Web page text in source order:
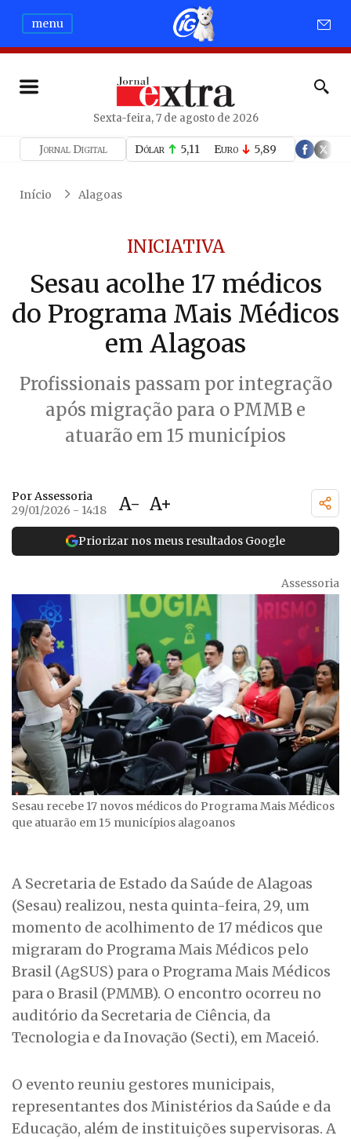
menu
Sexta-feira, 7 de agosto de 2026
Jornal Digital Dólar 5,11 Euro 5,89
Início Alagoas
INICIATIVA
Sesau acolhe 17 médicos
do Programa Mais Médicos
em Alagoas
Profissionais passam por integração
após migração para o PMMB e
atuarão em 15 municípios
Por Assessoria
29/01/2026 - 14:18
A- A+
Priorizar nos meus resultados Google
Assessoria
Sesau recebe 17 novos médicos do Programa Mais Médicos
que atuarão em 15 municípios alagoanos
A Secretaria de Estado da Saúde de Alagoas
(Sesau) realizou, nesta quinta-feira, 29, um
momento de acolhimento de 17 médicos que
migraram do Programa Mais Médicos pelo
Brasil (AgSUS) para o Programa Mais Médicos
para o Brasil (PMMB). O encontro ocorreu no
auditório da Secretaria de Ciência, da
Tecnologia e da Inovação (Secti), em Maceió.
O evento reuniu gestores municipais,
representantes dos Ministérios da Saúde e da
Educação, além de instituições supervisoras. A